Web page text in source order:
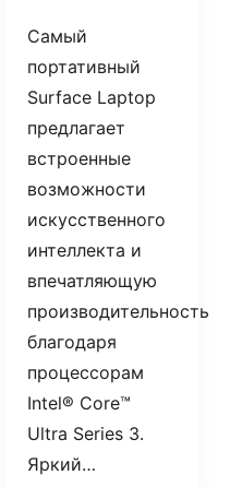
Самый
портативный
Surface Laptop
предлагает
встроенные
возможности
искусственного
интеллекта и
впечатляющую
производительность
благодаря
процессорам
Intel® Core™
Ultra Series 3.
Яркий…